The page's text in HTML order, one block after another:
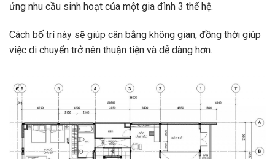
ứng nhu cầu sinh hoạt của một gia đình 3 thế hệ.
Cách bố trí này sẽ giúp cân bằng không gian, đồng thời giúp
việc di chuyển trở nên thuận tiện và dễ dàng hơn.